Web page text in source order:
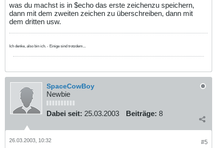
was du machst is in $echo das erste zeichenzu speichern,
dann mit dem zweiten zeichen zu überschreiben, dann mit
dem dritten usw.
Ich denke, also bin ich. - Einige sind trotzdem...
SpaceCowBoy
Newbie
Dabei seit: 25.03.2003 Beiträge: 8
#5
26.03.2003, 10:32